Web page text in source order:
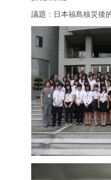
議題：日本福島核災後